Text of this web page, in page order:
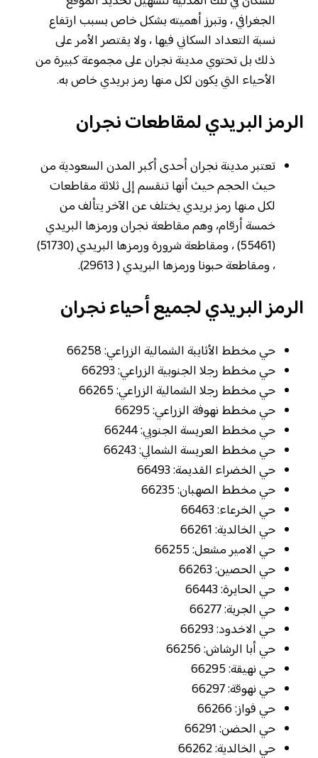
الجغرافي ، وتبرز أهميته بشكل خاص بسبب ارتفاع
نسبة التعداد السكاني فيها ، ولا يقتصر الأمر على
ذلك بل تحتوي مدينة نجران على مجموعة كبيرة من
الأحياء التي يكون لكل منها رمز بريدي خاص به.
الرمز البريدي لمقاطعات نجران
تعتبر مدينة نجران أحدى أكبر المدن السعودية من
حيث الحجم حيث أنها تنقسم إلى ثلاثة مقاطعات
لكل منها رمز بريدي يختلف عن الآخر يتألف من
خمسة أرقام، وهم مقاطعة نجران ورمزها البريدي
(55461) ، ومقاطعة شرورة ورمزها البريدي (51730)
، ومقاطعة حبونا ورمزها البريدي ( 29613).
الرمز البريدي لجميع أحياء نجران
حي مخطط الأثايبة الشمالية الزراعي: 66258
حي مخطط رجلا الجنوبية الزراعي: 66293
حي مخطط رجلا الشمالية الزراعي: 66265
حي مخطط نهوفة الزراعي: 66295
حي مخطط العريسة الجنوبي: 66244
حي مخطط العريسة الشمالي: 66243
حي الخضراء القديمة: 66493
حي مخطط الصهبان: 66235
حي الخرعاء: 66463
حي الخالدية: 66261
حي الامير مشعل: 66255
حي الحصين: 66263
حي الحايرة: 66443
حي الجربة: 66277
حي الاخدود: 66293
حي أبا الرشاش: 66256
حي نهيقة: 66295
حي نهوقة: 66297
حي فواز: 66266
حي الحضن: 66291
حي الخالدية: 66262